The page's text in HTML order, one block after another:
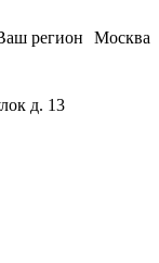
Москва
регион
д. 13